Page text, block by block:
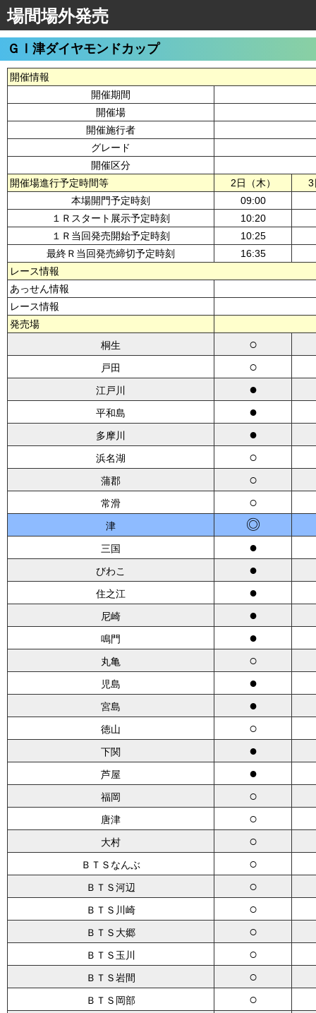
場間場外発売
ＧⅠ津ダイヤモンドカップ
開催情報
開催期間
開催場
開催施行者
グレード
開催区分
開催場進行予定時間等
2日（木）
3
本場開門予定時刻
09:00
１Ｒスタート展示予定時刻
10:20
１Ｒ当回発売開始予定時刻
10:25
最終Ｒ当回発売締切予定時刻
16:35
レース情報
あっせん情報
レース情報
発売場
桐生
○
戸田 ○
江戸川 ●
平和島 ●
多摩川 ●
浜名湖 ○
蒲郡 ○
常滑 ○
津 ◎
三国 ●
びわこ ●
住之江 ●
尼崎 ●
鳴門 ●
丸亀 ○
児島 ●
宮島 ●
徳山 ○
下関 ●
芦屋 ●
福岡 ○
唐津 ○
大村 ○
ＢＴＳなんぶ ○
ＢＴＳ河辺 ○
ＢＴＳ川崎 ○
ＢＴＳ大郷 ○
ＢＴＳ玉川 ○
ＢＴＳ岩間 ○
ＢＴＳ岡部 ○